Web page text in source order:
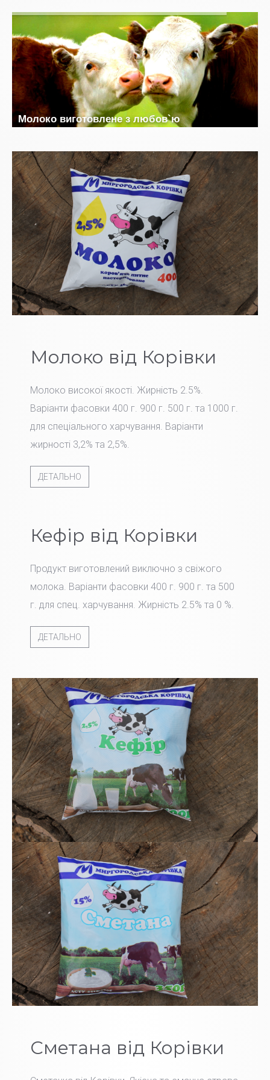
Молоко виготовлене з любов`ю
Молоко від Корівки
Молоко високої якості. Жирність 2.5%.
Варіанти фасовки 400 г. 900 г. 500 г. та 1000 г.
для спеціального харчування. Варіанти
жирності 3,2% та 2,5%.
ДЕТАЛЬНО
Кефір від Корівки
Продукт виготовлений виключно з свіжого
молока. Варіанти фасовки 400 г. 900 г. та 500
г. для спец. харчування. Жирність 2.5% та 0 %.
ДЕТАЛЬНО
Сметана від Корівки